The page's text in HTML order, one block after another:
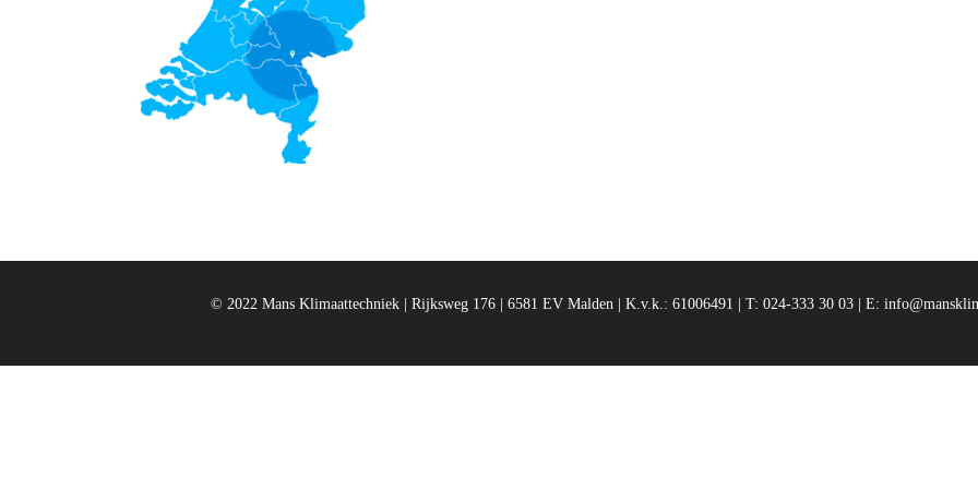
© 2022 Mans Klimaattechniek | Rijksweg 176 | 6581 EV Malden | K.v.k.: 61006491 | T: 024-333 30 03 | E: